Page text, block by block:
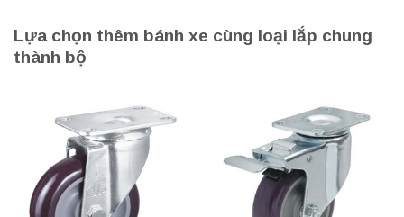
Lựa chọn thêm bánh xe cùng loại lắp chung
thành bộ